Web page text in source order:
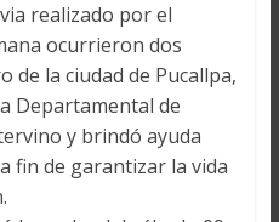
realizado por el
ocurrieron dos
de la ciudad de Pucallpa,
Departamental de
y brindó ayuda
fin de garantizar la vida